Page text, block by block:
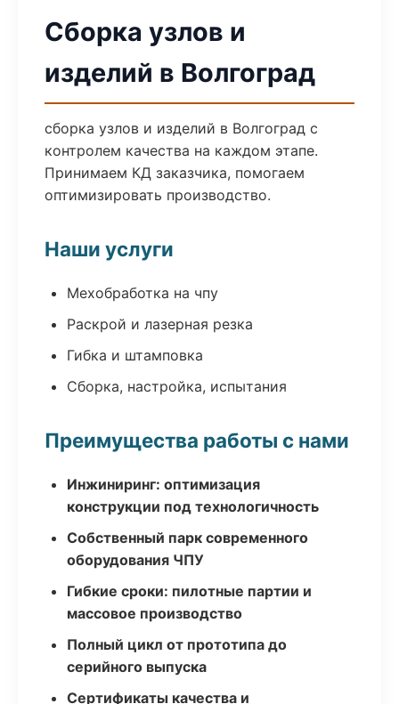
Сборка узлов и
изделий в Волгоград
сборка узлов и изделий в Волгоград с
контролем качества на каждом этапе.
Принимаем КД заказчика, помогаем
оптимизировать производство.
Наши услуги
Мехобработка на чпу
Раскрой и лазерная резка
Гибка и штамповка
Сборка, настройка, испытания
Преимущества работы с нами
Инжиниринг: оптимизация
конструкции под технологичность
Собственный парк современного
оборудования ЧПУ
Гибкие сроки: пилотные партии и
массовое производство
Полный цикл от прототипа до
серийного выпуска
Сертификаты качества и